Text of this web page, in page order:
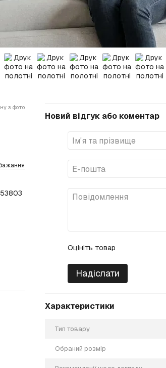
з фото
Новий відгук або коментар
Оцініть товар
Надіслати
Характеристики
Тип товару
Обраний розмір